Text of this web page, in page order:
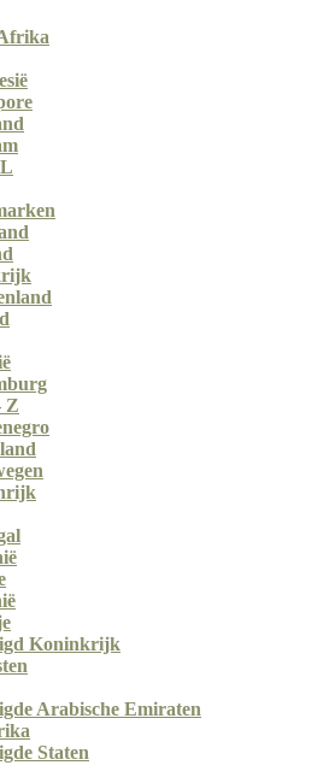
Z
Koninkrijk
Arabische Emiraten
Staten